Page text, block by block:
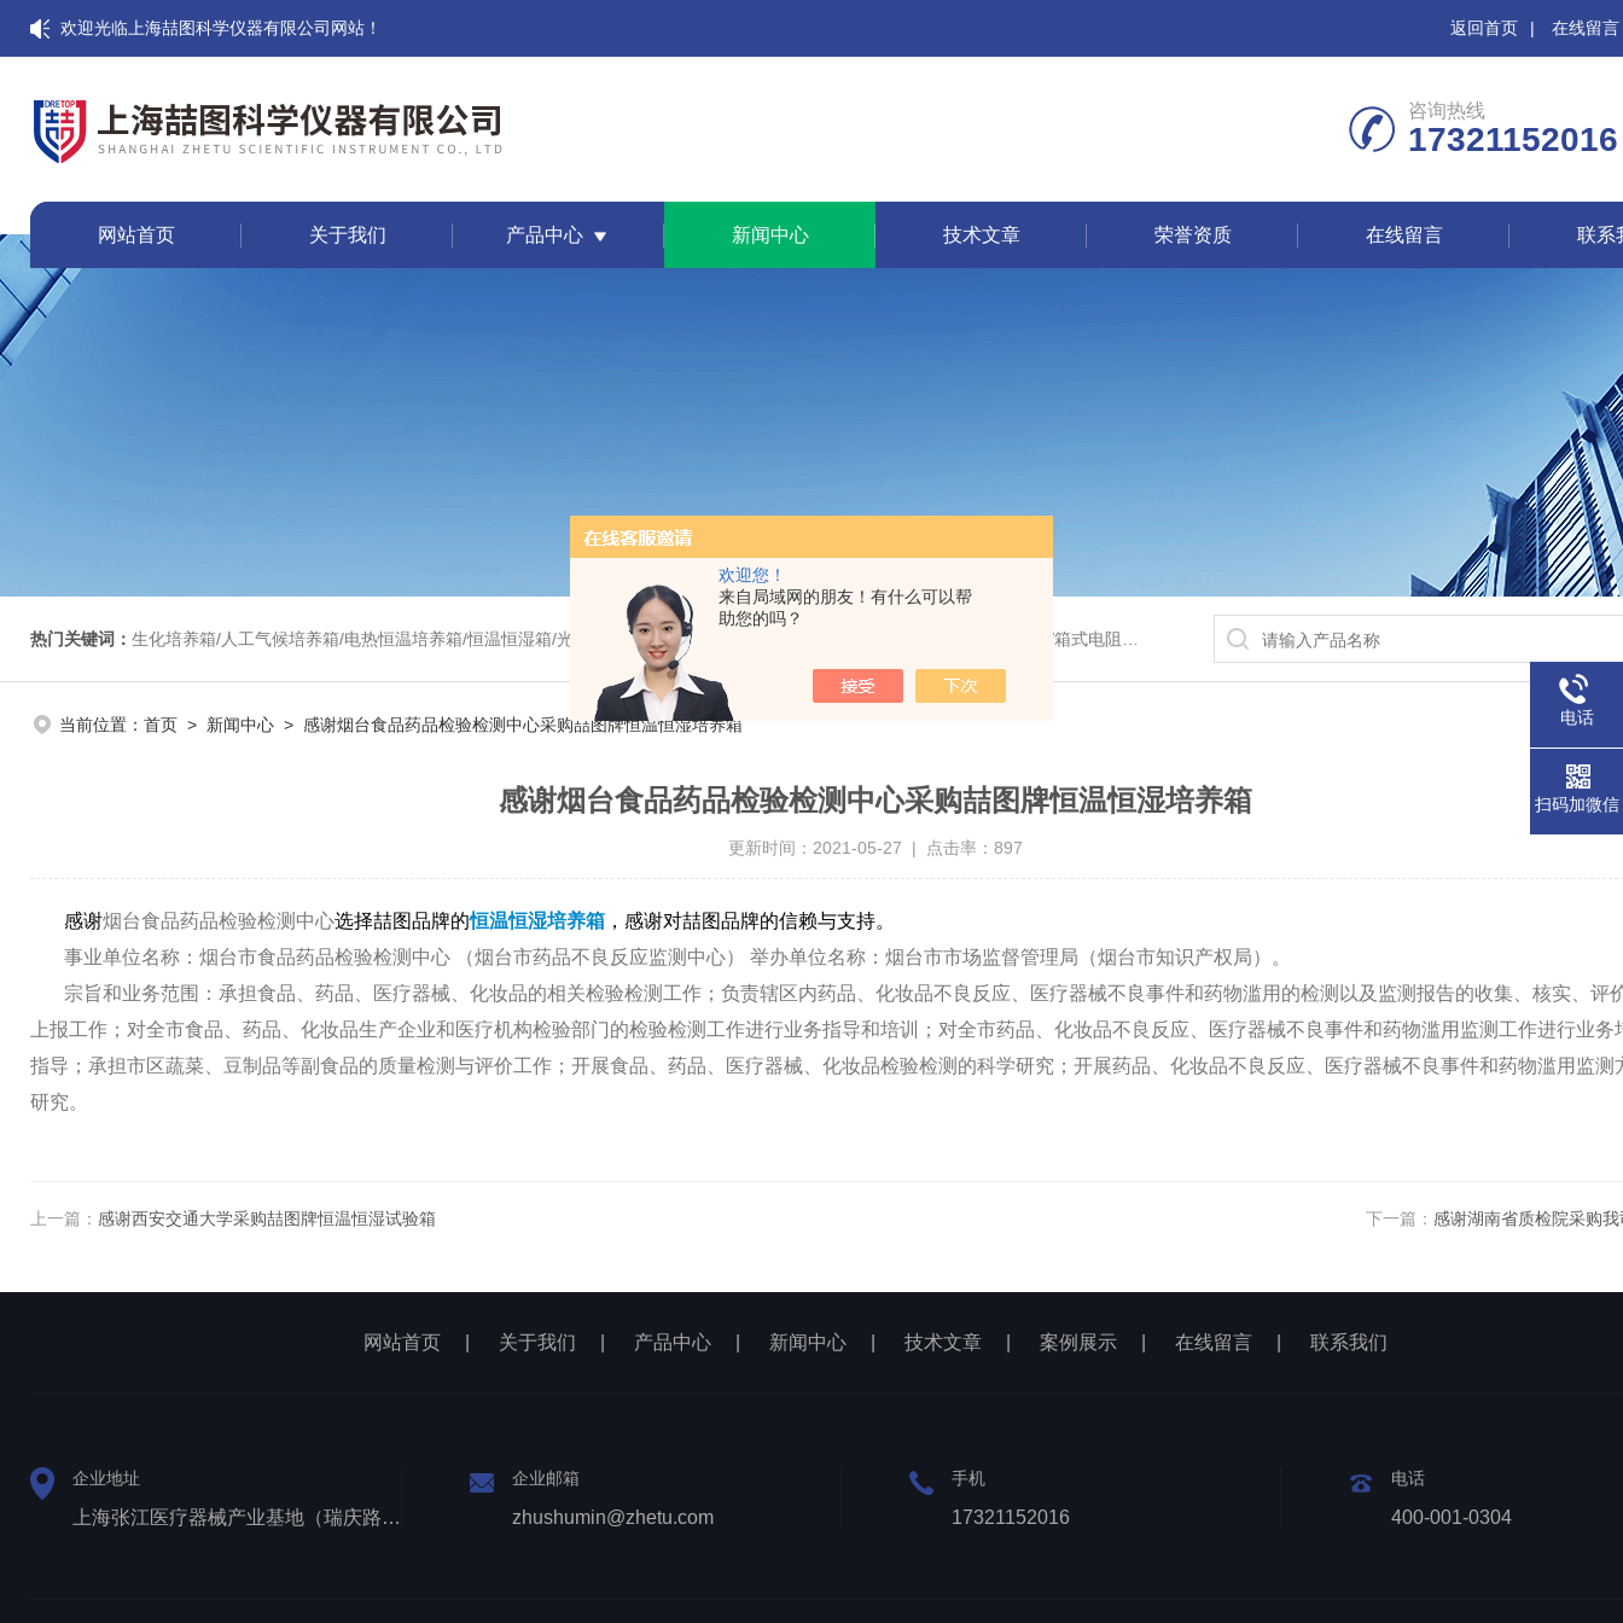
欢迎您！
来自局域网的朋友！有什么可以帮
助您的吗？
欢迎光临上海喆图科学仪器有限公司网站！ 返回首页 | 在线留言
咨询热线
17321152016
网站首页 关于我们 产品中心 新闻中心 技术文章 荣誉资质 在线留言 联系
热门关键词： 生化培养箱/人工气候培养箱/电热恒温培养箱/恒温恒湿箱/光照培养箱/二氧化碳培养箱等/恒温干燥箱/真空干燥箱/高温烘箱等/箱式电阻炉/陶瓷纤维马弗炉/高温马弗炉/管式炉/气氛炉/试验箱/摇床/振荡器/水槽/水浴锅等
当前位置： 首页 > 新闻中心 > 感谢烟台食品药品检验检测中心采购喆图牌恒温恒湿培养箱
感谢烟台食品药品检验检测中心采购喆图牌恒温恒湿培养箱
更新时间：2021-05-27 | 点击率：897
感谢烟台食品药品检验检测中心选择喆图品牌的恒温恒湿培养箱 ，感谢对喆图品牌的信赖与支持。
事业单位名称：烟台市食品药品检验检测中心
（烟台市药品不良反应监测中心） 举办单位名称：烟台市市场监督管理局 （烟台市知识产权局）。
宗旨和业务范围：承担食品、药品、医疗器械、化妆品的相关检验检测工作；负责辖区内药品、化妆品不良反应、医疗器械不良事件和药物滥用的检测以及监测报告的收集、核实、评
上报工作；对全市食品、药品、化妆品生产企业和医疗机构检验部门的检验检测工作进行业务指导和培训；对全市药品、化妆品不良反应、医疗器械不良事件和药物滥用监测工作进行业务
指导；承担市区蔬菜、豆制品等副食品的质量检测与评价工作；开展食品、药品、医疗器械、化妆品检验检测的科学研究；开展药品、化妆品不良反应、医疗器械不良事件和药物滥用监测
研究。
上一篇： 感谢西安交通大学采购喆图牌恒温恒湿试验箱 下一篇： 感谢湖南省质检院采购
网站首页 关于我们 产品中心 新闻中心 技术文章 案例展示 在线留言 联系我们
企业地址
上海张江医疗器械产业基地（瑞庆路528号）
企业邮箱
zhushumin@zhetu.com
手机
17321152016
电话
400-001-0304
电话
扫码加微信